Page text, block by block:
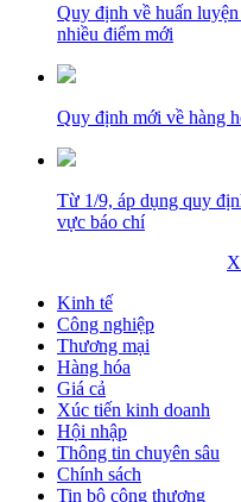
Quy định về huấn
nhiều điểm mới
Quy định mới về hàng
Từ 1/9, áp dụng quy
vực báo chí
Kinh tế
Công nghiệp
Thương mại
Hàng hóa
Giá cả
Xúc tiến kinh doanh
Hội nhập
Thông tin chuyên sâu
Chính sách
Tin bộ công thương